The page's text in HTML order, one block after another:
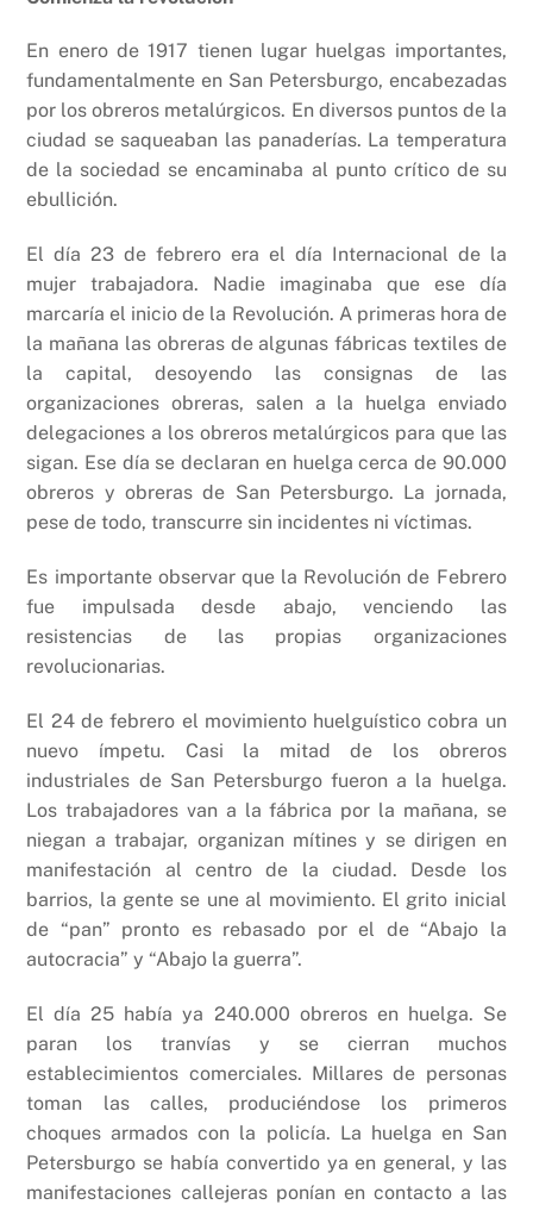
En enero de 1917 tienen lugar huelgas importantes,
fundamentalmente en San Petersburgo, encabezadas
por los obreros metalúrgicos. En diversos puntos de la
ciudad se saqueaban las panaderías. La temperatura
de la sociedad se encaminaba al punto crítico de su
ebullición.
El día 23 de febrero era el día Internacional de la
mujer trabajadora. Nadie imaginaba que ese día
marcaría el inicio de la Revolución. A primeras hora de
la mañana las obreras de algunas fábricas textiles de
la capital, desoyendo las consignas de las
organizaciones obreras, salen a la huelga enviado
delegaciones a los obreros metalúrgicos para que las
sigan. Ese día se declaran en huelga cerca de 90.000
obreros y obreras de San Petersburgo. La jornada,
pese de todo, transcurre sin incidentes ni víctimas.
Es importante observar que la Revolución de Febrero
fue impulsada desde abajo, venciendo las
resistencias de las propias organizaciones
revolucionarias.
El 24 de febrero el movimiento huelguístico cobra un
nuevo ímpetu. Casi la mitad de los obreros
industriales de San Petersburgo fueron a la huelga.
Los trabajadores van a la fábrica por la mañana, se
niegan a trabajar, organizan mítines y se dirigen en
manifestación al centro de la ciudad. Desde los
barrios, la gente se une al movimiento. El grito inicial
de “pan” pronto es rebasado por el de “Abajo la
autocracia” y “Abajo la guerra”.
El día 25 había ya 240.000 obreros en huelga. Se
paran los tranvías y se cierran muchos
establecimientos comerciales. Millares de personas
toman las calles, produciéndose los primeros
choques armados con la policía. La huelga en San
Petersburgo se había convertido ya en general, y las
manifestaciones callejeras ponían en contacto a las